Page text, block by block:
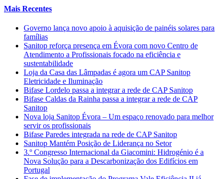
Mais Recentes
Governo lança novo apoio à aquisição de painéis solares para
famílias
Sanitop reforça presença em Évora com novo Centro de
Atendimento a Profissionais focado na eficiência e
sustentabilidade
Loja da Casa das Lâmpadas é agora um CAP Sanitop
Eletricidade e Iluminação
Bifase Lordelo passa a integrar a rede de CAP Sanitop
Bifase Caldas da Rainha passa a integrar a rede de CAP
Sanitop
Nova loja Sanitop Évora – Um espaço renovado para melhor
servir os profissionais
Bifase Paredes integrada na rede de CAP Sanitop
Sanitop Mantém Posição de Liderança no Setor
3.º Congresso Internacional da Giacomini: Hidrogénio é a
Nova Solução para a Descarbonização dos Edifícios em
Portugal